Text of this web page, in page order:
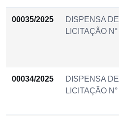
00035/2025
DISPENSA DE
LICITAÇÃO N°
00034/2025
DISPENSA DE
LICITAÇÃO N°